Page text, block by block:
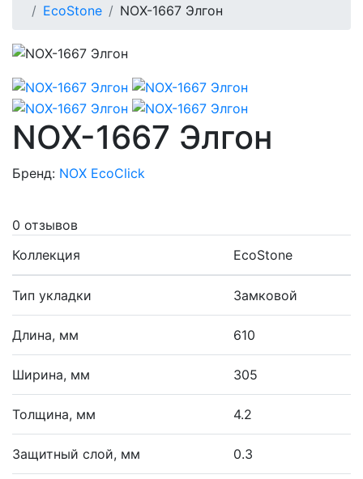
EcoStone
NOX-1667 Элгон
NOX-1667 Элгон
Бренд: NOX EcoClick
0 отзывов
Коллекция
EcoStone
Тип укладки Замковой
Длина, мм 610
Ширина, мм 305
Толщина, мм 4.2
Защитный слой, мм 0.3